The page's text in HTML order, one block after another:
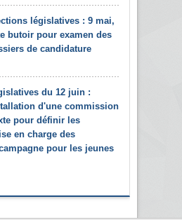
législatives : 9 mai,
butoir pour examen des
de candidature
du 12 juin :
d'une commission
pour définir les
en charge des
pour les jeunes